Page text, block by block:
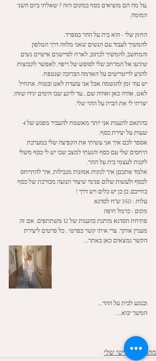
,על מה הם מוציאים כסף במקום הזה ? שאלתי ביום השני
המומה.
החזון שלי - הוא בית על ההר בספרד.
להמשיך לעבוד עם הנשים שאני מלווה דרך הטלפון
והמחשב, להמשיך לכתוב, לארח לסיישנים אישיים נשים
שיגיעו אל המרחב שלי לסופש של ריפוי, לאפשר לקבוצות
להגיע לריטריטים על האדמה הברוכה שנטפח.
יש עוד זמן להגשמה אבל אני צועדת לאט ובטוח. אתחיל
לאט. אהיה כאן ואהיה שם...עד לרגע שבו הימים יגידו שזהו,
יצרתי לי את הבית על ההר שלי.
שעות על יצירת כסף.
אספר לכם איך אני עשיתי את הקפיצה שלי במערכת
היחסים שלי עם כסף והגעתי למצב שבו יש לי כסף משלי
לקנות לעצמי בית על ההר.
אלמד אתכםן איך לנקות אמונות מגבילות, איך להתייחס
לכסף ולעשות שלום פנימי שיצור תנועה מבורכת של כסף
בחייכם, כן כן יש כלים ויש דרך !
עלות : 350 ש"ח לסדנא
מקום : כרמל חיפה
פתיחת הסדנא מותנת בהענות של 12 משתתפים. אם זה
מעניין אותך. צרי איתי קשר בפרטי . כל פרטים ליצירת
הקשר נמצאים כאן באתר...
ובנוגע לבית על ההר...
המשך יבוא....
מהעולם האישי שלי